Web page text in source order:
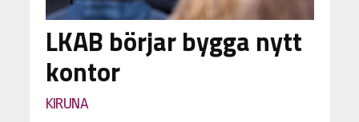
LKAB börjar bygga nytt
kontor
KIRUNA